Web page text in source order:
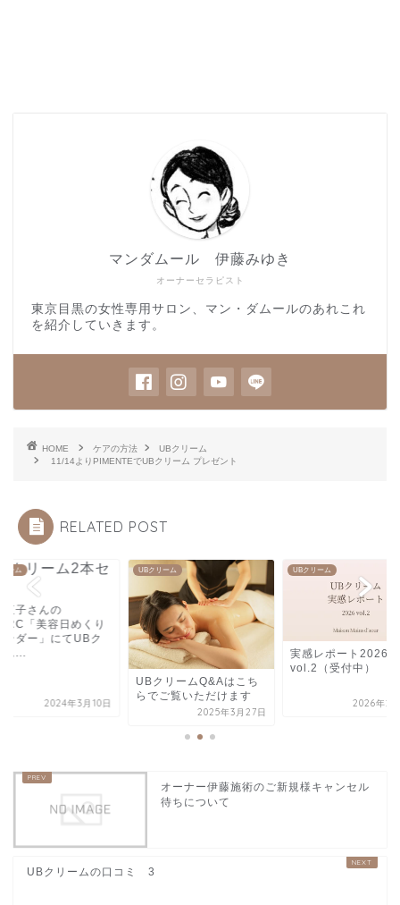
オーナーセラピスト
マンダムール 伊藤みゆき
東京目黒の女性専用サロン、マン・ダムールのあれこれ
を紹介していきます。
HOME ケアの方法
UBクリーム
11/14よりPIMENTEでUBクリーム プレゼント
RELATED POST
ーム
直子さんの
「美容日めくり
ンダー」にてUBク
2024年3月10日
UBクリーム
UBクリームQ&Aはこち
らでご覧いただけます
2025年3月27日
UBクリーム
実感レポート2026
vol.2（受付中）
2026年2
オーナー伊藤施術のご新規様キャンセル
待ちについて
UBクリームの口コミ 3